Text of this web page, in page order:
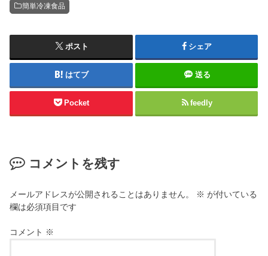
簡単冷凍食品
ポスト シェア
はてブ 送る
Pocket feedly
コメントを残す
メールアドレスが公開されることはありません。 ※ が付いている
欄は必須項目です
コメント ※